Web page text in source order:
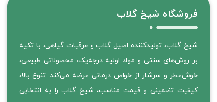
فروشگاه شیخ گلاب
شیخ گلاب، تولیدکننده اصیل گلاب و عرقیات گیاهی، با تکیه
بر روش‌های سنتی و مواد اولیه درجه‌یک، محصولاتی طبیعی،
خوش‌عطر و سرشار از خواص درمانی عرضه می‌کند. تنوع بالا،
کیفیت تضمینی و قیمت مناسب، شیخ گلاب را به انتخابی